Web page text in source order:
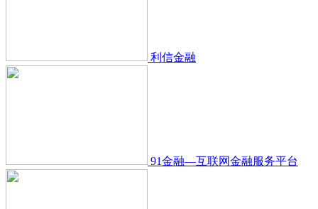
利信金融
91金融—互联网金融服务平台